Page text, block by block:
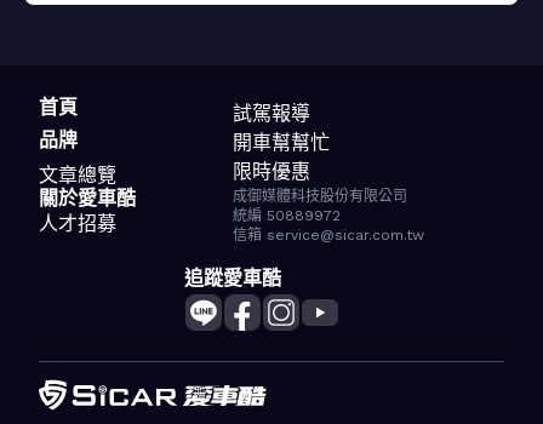
首頁
品牌
文章總覽
試駕報導
開車幫幫忙
限時優惠
關於愛車酷
人才招募
成御媒體科技股份有限公司
統編 50889972
信箱 service@sicar.com.tw
追蹤愛車酷